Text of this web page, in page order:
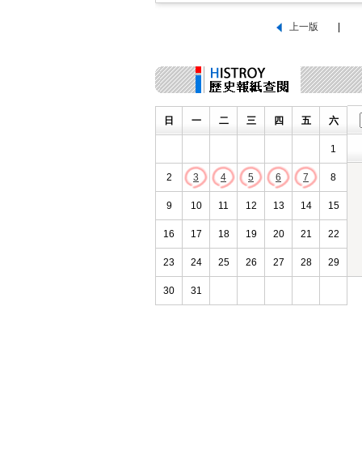
日 一 二 三 四 五 六
1
2 3 4 5 6 7 8
9 10 11 12 13 14 15
16 17 18 19 20 21 22
23 24 25 26 27 28 29
30 31